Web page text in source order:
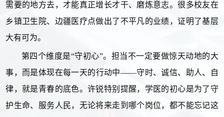
需要的地方去，才能真正增长才干、磨炼意志。很多校友在
乡镇卫生院、边疆医疗点做出了不平凡的业绩，证明了基层
大有可为。
第四个维度是“守初心”。担当不一定要做惊天动地的大
事，而是体现在每一天的行动中——守时、诚信、助人、自
律，就是青春的底色。许锐特别提醒，学医的初心是为了守
护生命、服务人民，无论将来走到哪个岗位，都不能忘记这